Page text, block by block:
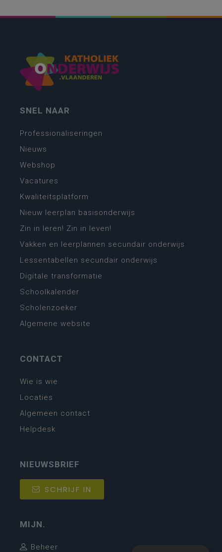
SNEL NAAR
Professionaliseringen
Nieuws
Webshop
Vacatures
Kwaliteitsplatform
Nieuw leerplan basisonderwijs
Zin in leren! Zin in leven!
Vakken en leerplannen secundair onderwijs
Lessentabellen secundair onderwijs
Digitale transformatie
Schoolkalender
Scholenzoeker
Algemene website
CONTACT
Wie is wie
Locaties
Algemeen contact
Helpdesk
NIEUWSBRIEF
SCHRIJF IN
MIJN.
Beheer